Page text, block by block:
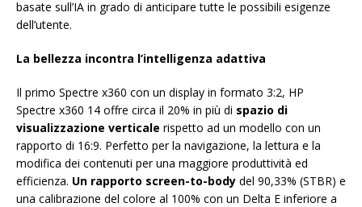
basate sull’IA in grado di anticipare tutte le possibili esigenze
dell’utente.
La bellezza incontra l’intelligenza adattiva
Il primo Spectre x360 con un display in formato 3:2, HP
Spectre x360 14 offre circa il 20% in più di spazio di
visualizzazione verticale rispetto ad un modello con un
rapporto di 16:9. Perfetto per la navigazione, la lettura e la
modifica dei contenuti per una maggiore produttività ed
efficienza. Un rapporto screen-to-body del 90,33% (STBR) e
una calibrazione del colore al 100% con un Delta E inferiore a